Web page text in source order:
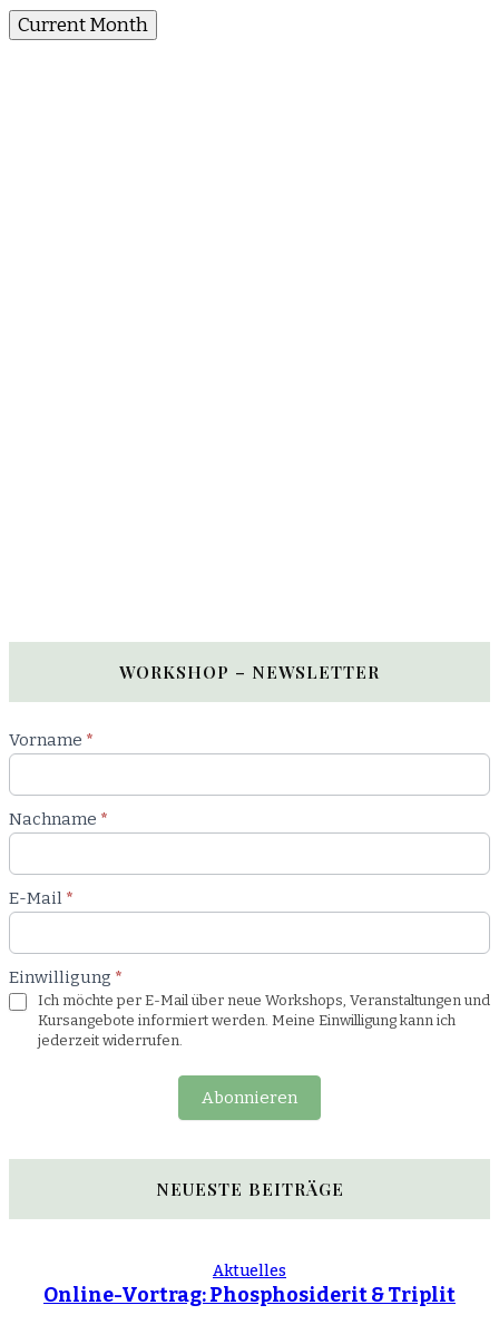
Current Month
WORKSHOP – NEWSLETTER
Newsletter
Workshop
Vorname *
Nachname *
E-Mail *
Einwilligung *
Ich möchte per E-Mail über neue Workshops, Veranstaltungen und
Kursangebote informiert werden. Meine Einwilligung kann ich
jederzeit widerrufen.
Abonnieren
NEUESTE BEITRÄGE
Aktuelles
Online-Vortrag: Phosphosiderit & Triplit